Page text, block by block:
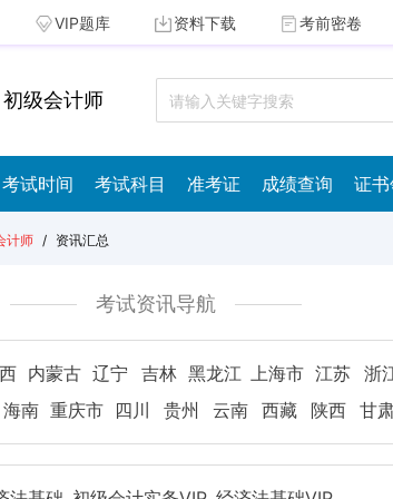
VIP题库 资料下载 考前密卷
初级会计师
考试时间 考试科目 准考证 成绩查询 证书
计师 / 资讯汇总
考试资讯导航
内蒙古 辽宁 吉林 黑龙江 上海市 江苏 浙
海南 重庆市 四川 贵州 云南 西藏 陕西 甘